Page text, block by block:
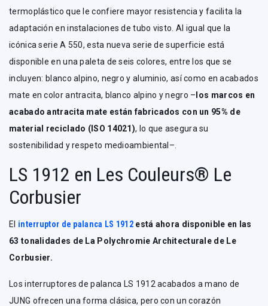
termoplástico que le confiere mayor resistencia y facilita la
adaptación en instalaciones de tubo visto. Al igual que la
icónica serie A 550, esta nueva serie de superficie está
disponible en una paleta de seis colores, entre los que se
incluyen: blanco alpino, negro y aluminio, así como en acabados
mate en color antracita, blanco alpino y negro – los marcos en
acabado antracita mate están fabricados con un 95% de
material reciclado (ISO 14021), lo que asegura su
sostenibilidad y respeto medioambiental–.
LS 1912 en Les Couleurs® Le
Corbusier
El interruptor de palanca LS 1912 está ahora disponible en las
63 tonalidades de La Polychromie Architecturale de Le
Corbusier.
Los interruptores de palanca LS 1912 acabados a mano de
JUNG ofrecen una forma clásica, pero con un corazón